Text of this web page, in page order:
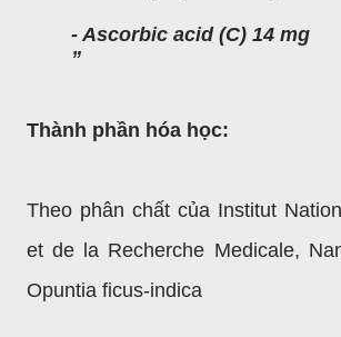
- Ascorbic acid (C) 14 mg
Thành phần hóa học:
Theo phân chất của Institut
et de la Recherche Medicale,
Opuntia ficus-indica